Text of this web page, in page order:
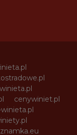
cenywiniet.pl